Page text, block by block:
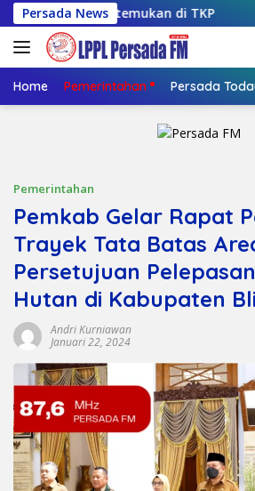
Langsung
ke
konten
Persada News
Ditemukan di TKP DPC
Home Pemerintahan Persada
Pemerintahan
Pemkab Gelar Rapat
Trayek Tata Batas
Persetujuan
Hutan di Kabupaten
Andri Kurniawan
Januari 22, 2024